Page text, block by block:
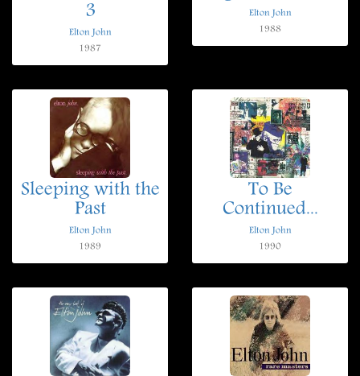
3
Elton John
1987
Elton John
1988
Sleeping with the
Past
Elton John
1989
To Be
Continued...
Elton John
1990